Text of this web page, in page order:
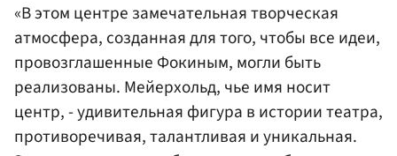
«В этом центре замечательная творческая
атмосфера, созданная для того, чтобы все идеи,
провозглашенные Фокиным, могли быть
реализованы. Мейерхольд, чье имя носит
центр, - удивительная фигура в истории театра,
противоречивая, талантливая и уникальная.